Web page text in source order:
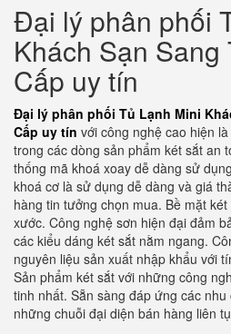
Đại lý phân phối
Khách Sạn Sang
Cấp uy tín
Đại lý phân phối Tủ Lạnh Mini
Cấp uy tín với công nghệ cao hiện
trong các dòng sản phẩm két sắt an
thống mã khoá xoay dễ dàng sử
khoá cơ là sử dụng dễ dàng và giá
hàng tin tưởng chọn mua. Bề mặt
xước. Công nghệ sơn hiện đại đảm
các kiểu dáng két sắt nằm ngang.
nguyên liệu sản xuất nhập khẩu với
Sản phẩm két sắt với những công
tinh nhất. Sẵn sàng đáp ứng các
những chuỗi đại diện bán hàng liên